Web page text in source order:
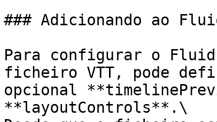
### Adicionando ao
Para configurar o
ficheiro VTT, pode
opcional
**layoutControls**.\